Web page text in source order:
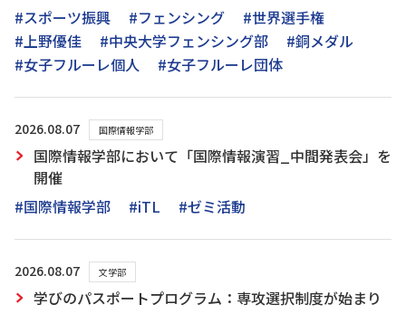
#スポーツ振興
#フェンシング
#世界選手権
#上野優佳
#中央大学フェンシング部
#銅メダル
#女子フルーレ個人
#女子フルーレ団体
2026.08.07 国際情報学部
国際情報学部において「国際情報演習_中間発表会」を
開催
#国際情報学部
#iTL #ゼミ活動
2026.08.07 文学部
学びのパスポートプログラム：専攻選択制度が始まり